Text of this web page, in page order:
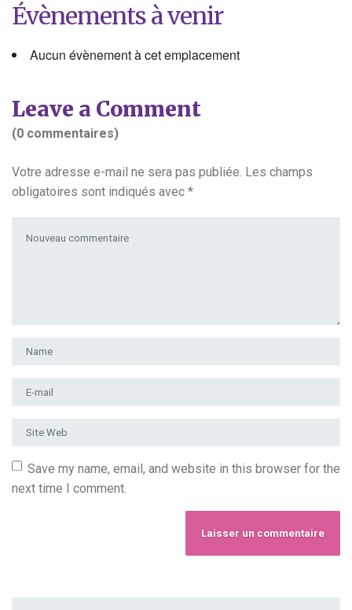
Évènements à venir
Aucun évènement à cet emplacement
Leave a Comment
(0 commentaires)
Votre adresse e-mail ne sera pas publiée. Les champs
obligatoires sont indiqués avec *
Prénom et nom
Adresse e-mail
Site Web
Save my name, email, and website in this browser for the
next time I comment.